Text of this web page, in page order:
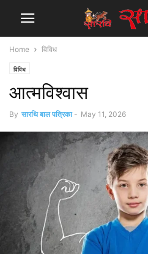
Home विविध
विविध
आत्मविश्वास
By सारथि बाल पत्रिका - May 11, 2026